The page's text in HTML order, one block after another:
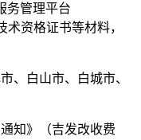
务管理平台
术资格证书等材料，
、白山市、白城市、
知》（吉发改收费